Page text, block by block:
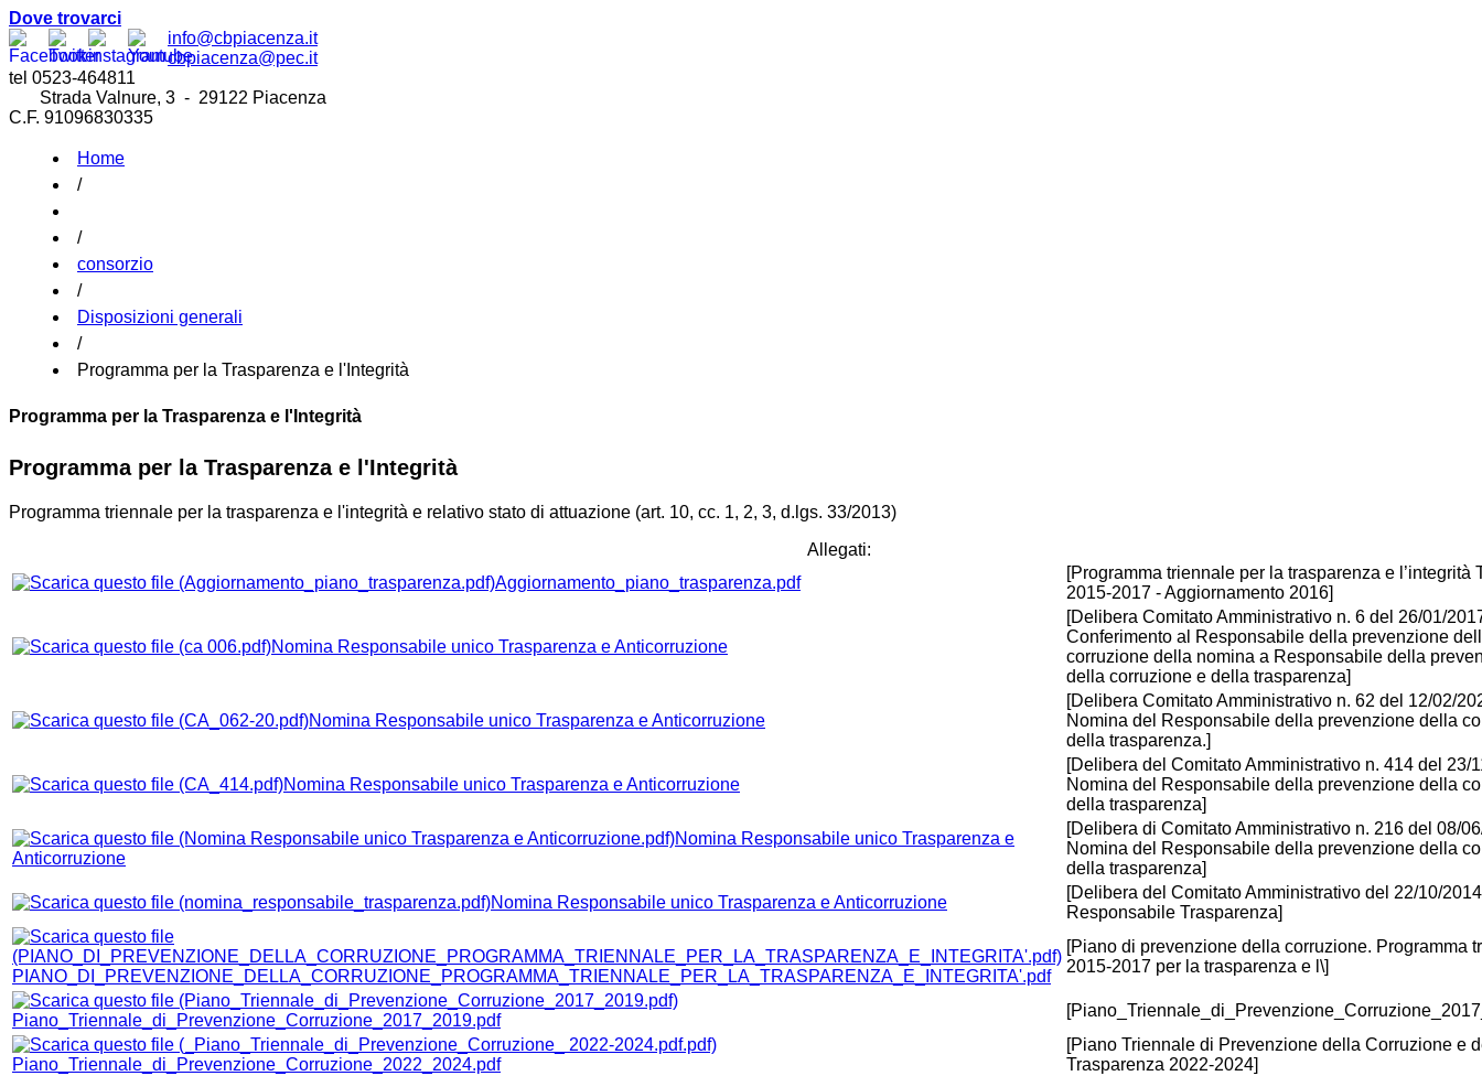
Dove trovarci
info@cbpiacenza.it
cbpiacenza@pec.it
tel 0523-464811
Strada Valnure, 3 - 29122 Piacenza
C.F. 91096830335
Home
/
/
consorzio
/
Disposizioni generali
/
Programma per la Trasparenza e l'Integrità
Programma per la Trasparenza e l'Integrità
Programma per la Trasparenza e l'Integrità
Programma triennale per la trasparenza e l'integrità e relativo stato di attuazione (art. 10, cc. 1, 2, 3, d.lgs. 33/2013)
Allegati:
Aggiornamento_piano_trasparenza.pdf
[Programma triennale per la trasparenza e l’integrità
2015-2017 - Aggiornamento 2016]
Nomina Responsabile unico Trasparenza e Anticorruzione
[Delibera Comitato Amministrativo n. 6 del 26/01/
Conferimento al Responsabile della prevenzione
corruzione della nomina a Responsabile della
della corruzione e della trasparenza]
Nomina Responsabile unico Trasparenza e Anticorruzione
[Delibera Comitato Amministrativo n. 62 del 12/02/
Nomina del Responsabile della prevenzione della
della trasparenza.]
Nomina Responsabile unico Trasparenza e Anticorruzione
[Delibera del Comitato Amministrativo n. 414 del 23/
Nomina del Responsabile della prevenzione della
della trasparenza]
Nomina Responsabile unico Trasparenza e
Anticorruzione
[Delibera di Comitato Amministrativo n. 216 del 08/
Nomina del Responsabile della prevenzione della
della trasparenza]
Nomina Responsabile unico Trasparenza e Anticorruzione
[Delibera del Comitato Amministrativo del 22/10/
Responsabile Trasparenza]
PIANO_DI_PREVENZIONE_DELLA_CORRUZIONE_PROGRAMMA_TRIENNALE_PER_LA_TRASPARENZA_E_INTEGRITA'.pdf
[Piano di prevenzione della corruzione. Programma
2015-2017 per la trasparenza e l\]
Piano_Triennale_di_Prevenzione_Corruzione_2017_2019.pdf
Piano_Triennale_di_Prevenzione_Corruzione_2022_2024.pdf
[Piano Triennale di Prevenzione della Corruzione e
Trasparenza 2022-2024]